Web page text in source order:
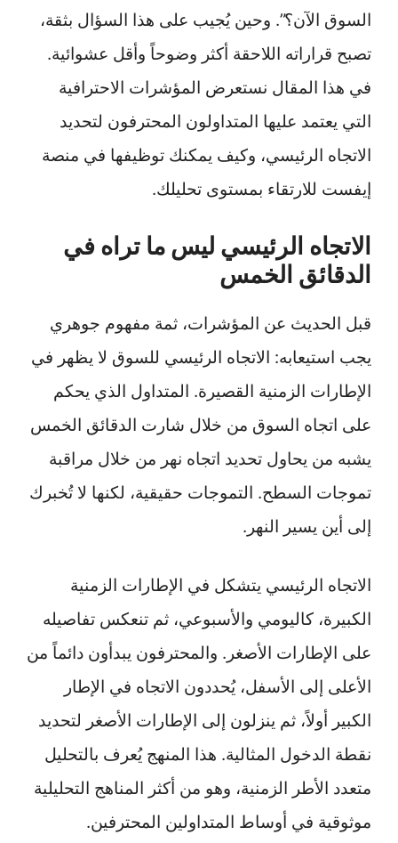
السوق الآن؟”. وحين يُجيب على هذا السؤال بثقة،
تصبح قراراته اللاحقة أكثر وضوحاً وأقل عشوائية.
في هذا المقال نستعرض المؤشرات الاحترافية
التي يعتمد عليها المتداولون المحترفون لتحديد
الاتجاه الرئيسي، وكيف يمكنك توظيفها في منصة
إيفست للارتقاء بمستوى تحليلك.
الاتجاه الرئيسي ليس ما تراه في
الدقائق الخمس
قبل الحديث عن المؤشرات، ثمة مفهوم جوهري
يجب استيعابه: الاتجاه الرئيسي للسوق لا يظهر في
الإطارات الزمنية القصيرة. المتداول الذي يحكم
على اتجاه السوق من خلال شارت الدقائق الخمس
يشبه من يحاول تحديد اتجاه نهر من خلال مراقبة
تموجات السطح. التموجات حقيقية، لكنها لا تُخبرك
إلى أين يسير النهر.
الاتجاه الرئيسي يتشكل في الإطارات الزمنية
الكبيرة، كاليومي والأسبوعي، ثم تنعكس تفاصيله
على الإطارات الأصغر. والمحترفون يبدأون دائماً من
الأعلى إلى الأسفل، يُحددون الاتجاه في الإطار
الكبير أولاً، ثم ينزلون إلى الإطارات الأصغر لتحديد
نقطة الدخول المثالية. هذا المنهج يُعرف بالتحليل
متعدد الأطر الزمنية، وهو من أكثر المناهج التحليلية
موثوقية في أوساط المتداولين المحترفين.